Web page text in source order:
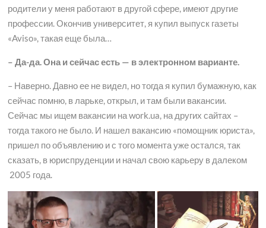
родители у меня работают в другой сфере, имеют другие
профессии. Окончив университет, я купил выпуск газеты
«Aviso», такая еще была…
– Да-да. Она и сейчас есть — в электронном варианте.
– Наверно. Давно ее не видел, но тогда я купил бумажную, как
сейчас помню, в ларьке, открыл, и там были вакансии.
Сейчас мы ищем вакансии на work.ua, на других сайтах –
тогда такого не было. И нашел вакансию «помощник юриста»,
пришел по объявлению и с того момента уже остался, так
сказать, в юриспруденции и начал свою карьеру в далеком
2005 года.